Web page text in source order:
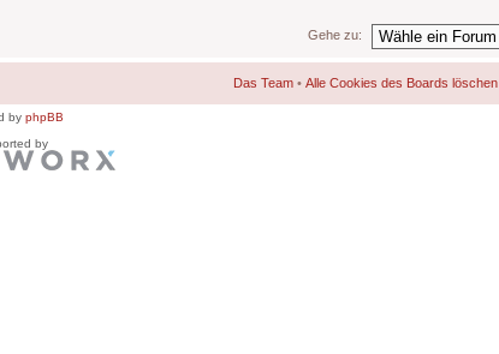
Gehe zu:
Das Team • Alle Cookies des Boards löschen
by phpBB
by